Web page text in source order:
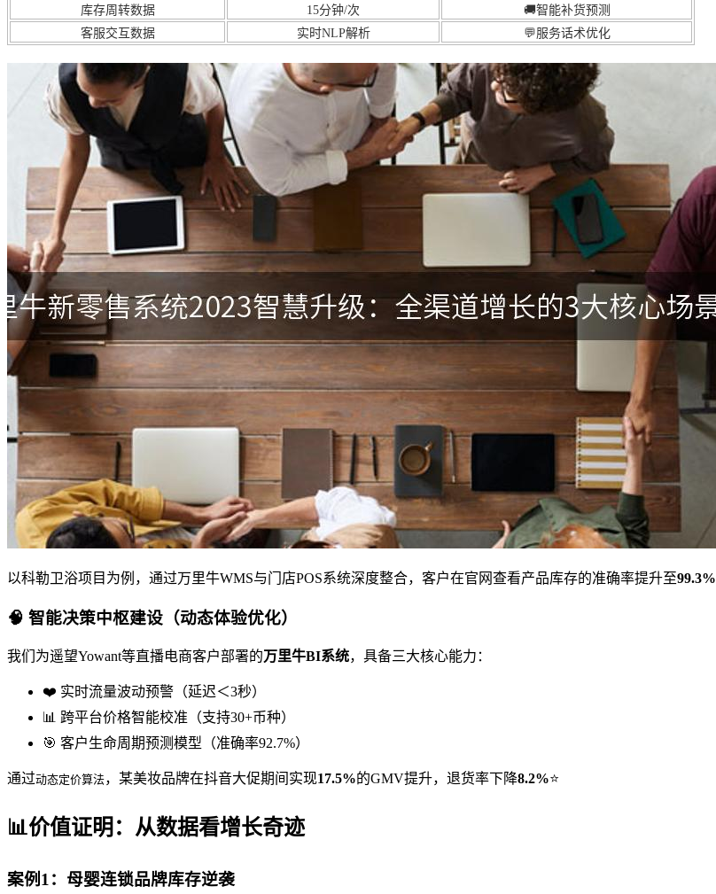
库存周转数据 15分钟/次
🚚智能补货预测
客服交互数据
实时NLP解析 💬服务话术优化
以科勒卫浴项目为例，通过万里牛WMS与门店POS系统深度整合，客户在官网查看产品库存的准确率提升至99.3%
🧠 智能决策中枢建设（动态体验优化）
我们为遥望Yowant等直播电商客户部署的万里牛BI系统，具备三大核心能力：
❤️ 实时流量波动预警（延迟＜3秒）
📊 跨平台价格智能校准（支持30+币种）
🎯 客户生命周期预测模型（准确率92.7%）
通过动态定价算法，某美妆品牌在抖音大促期间实现17.5%的GMV提升，退货率下降8.2%⭐
📊价值证明：从数据看增长奇迹
案例1：母婴连锁品牌库存逆袭